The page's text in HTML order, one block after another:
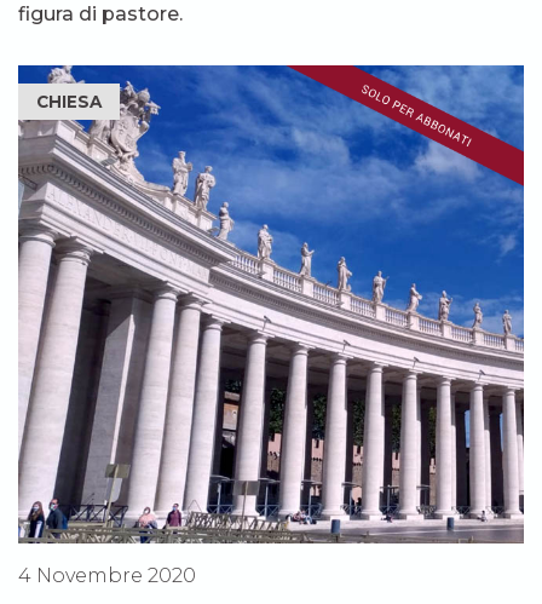
figura di pastore.
CHIESA
4 Novembre 2020